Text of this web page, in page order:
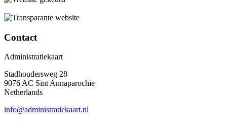
Contact
Administratiekaart
Stadhoudersweg 28
9076 AC Sint Annaparochie
Netherlands
info@administratiekaart.nl